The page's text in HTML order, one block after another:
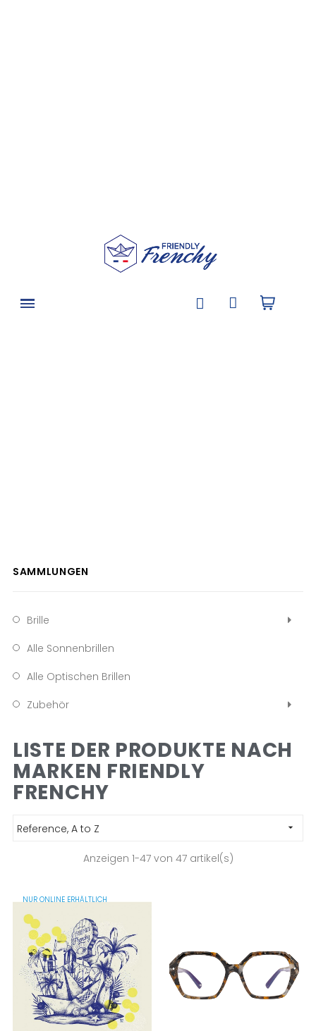
SAMMLUNGEN
Brille
Alle Sonnenbrillen
Alle Optischen Brillen
Zubehör
LISTE DER PRODUKTE NACH
MARKEN FRIENDLY
FRENCHY
Reference, A to Z 
Anzeigen 1-47 von 47 artikel(s)
NUR ONLINE ERHÄLTLICH